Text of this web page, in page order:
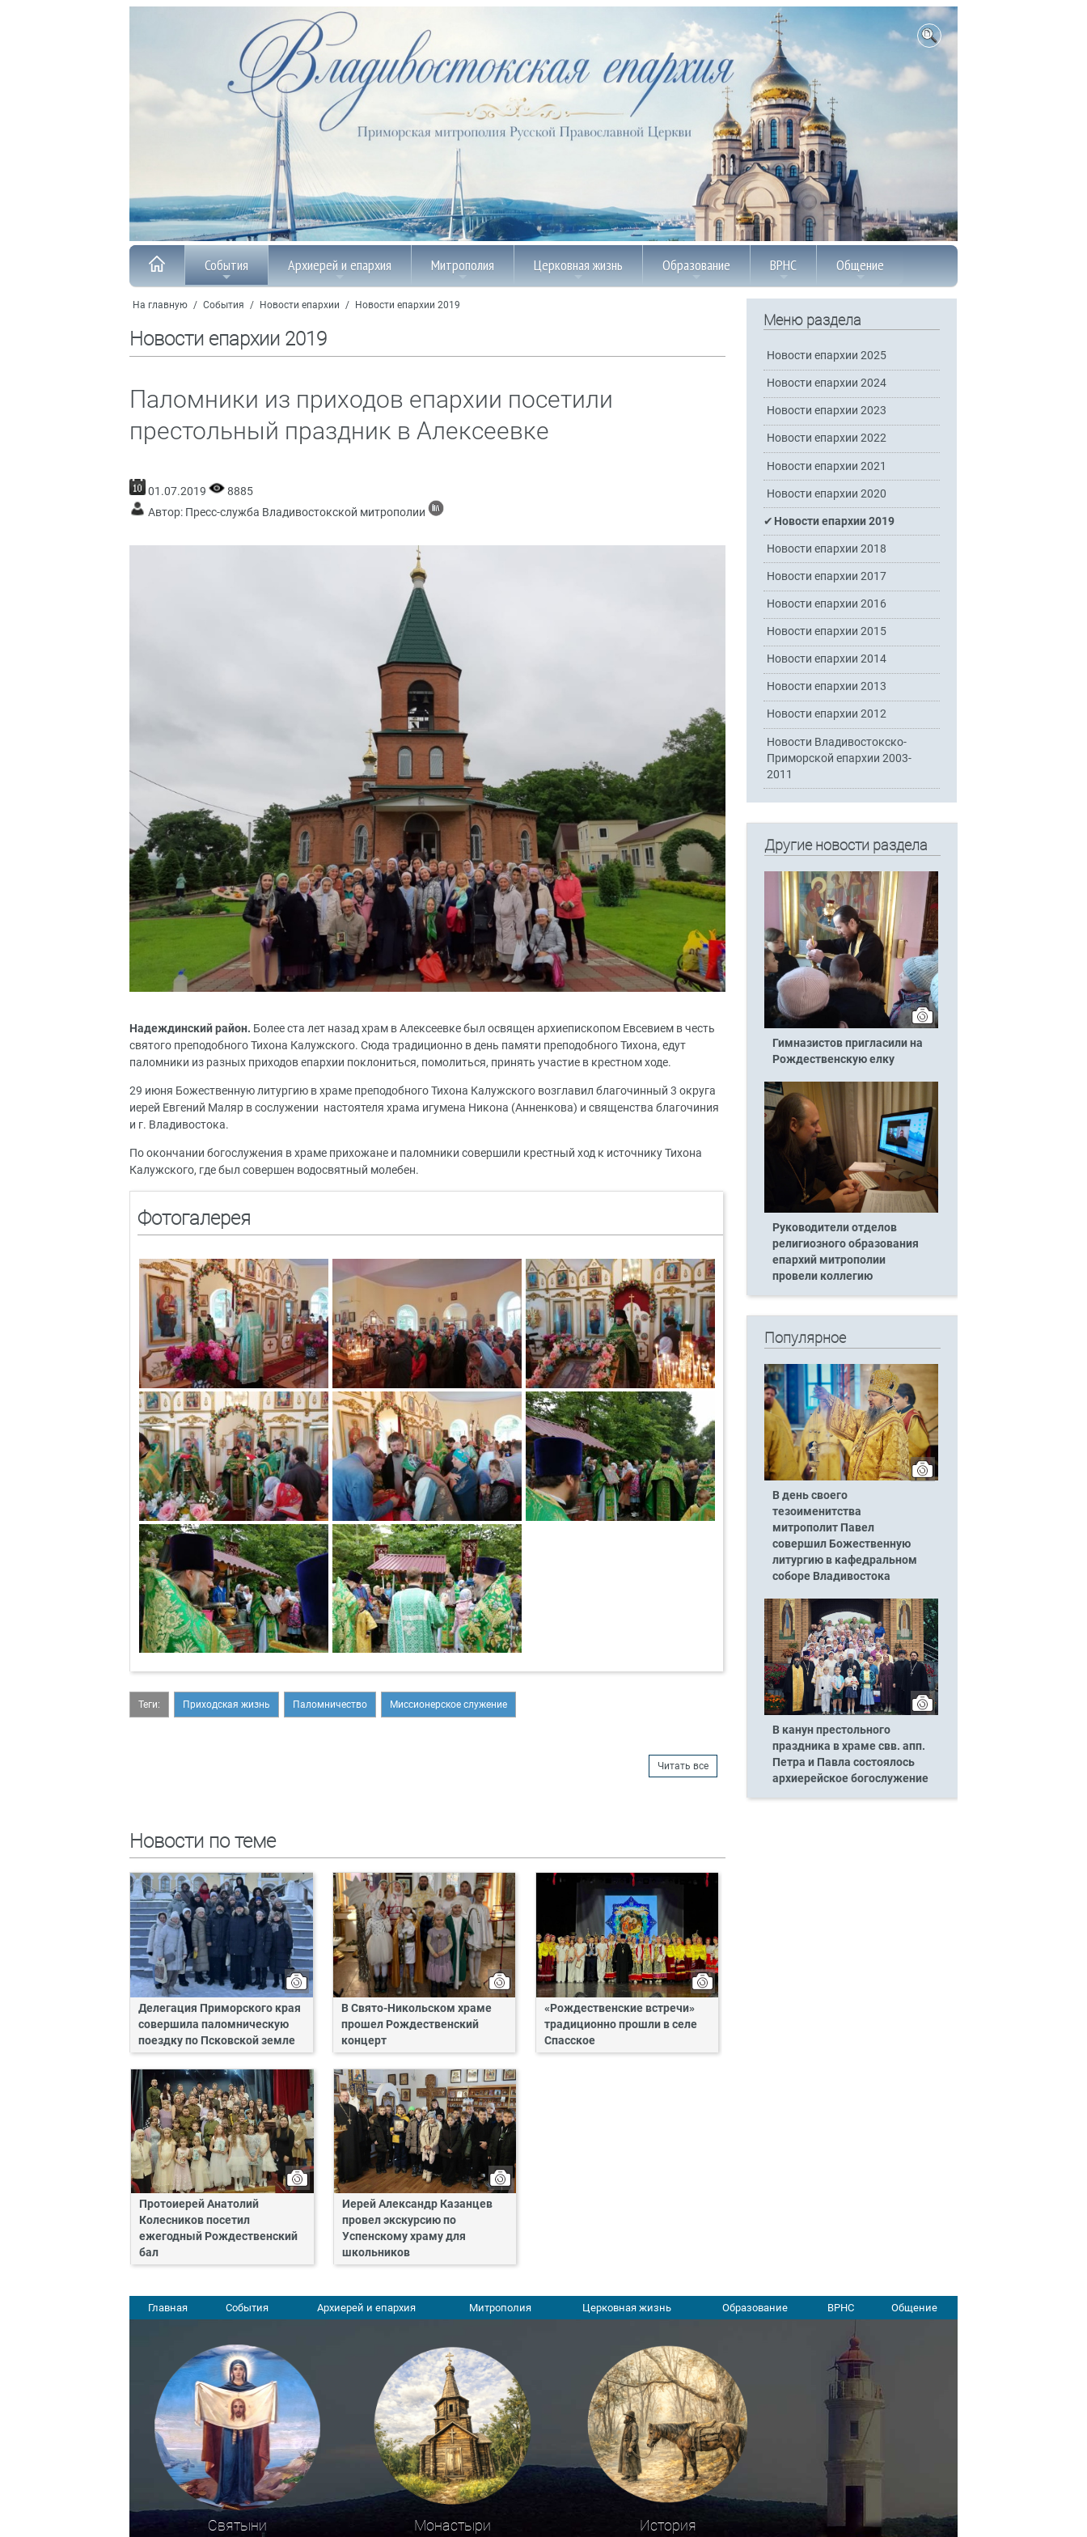
События Архиерей и епархия Митрополия Церковная жизнь Образование ВРНС Общение
На главную / События / Новости епархии / Новости епархии 2019
Новости епархии 2019
Паломники из приходов епархии посетили
престольный праздник в Алексеевке
01.07.2019
8885
Автор: Пресс-служба Владивостокской митрополии
Надеждинский район. Более ста лет назад храм в Алексеевке был освящен архиепископом Евсевием в честь
святого преподобного Тихона Калужского. Сюда традиционно в день памяти преподобного Тихона, едут
паломники из разных приходов епархии поклониться, помолиться, принять участие в крестном ходе.
29 июня Божественную литургию в храме преподобного Тихона Калужского возглавил благочинный 3 округа
иерей Евгений Маляр в сослужении настоятеля храма игумена Никона (Анненкова) и священства благочиния
и г. Владивостока.
По окончании богослужения в храме прихожане и паломники совершили крестный ход к источнику Тихона
Калужского, где был совершен водосвятный молебен.
Фотогалерея
Теги: Приходская жизнь Паломничество Миссионерское служение
Читать все
Новости по теме
Делегация Приморского края
совершила паломническую
поездку по Псковской земле
В Свято-Никольском храме
прошел Рождественский
концерт
«Рождественские встречи»
традиционно прошли в селе
Спасское
Протоиерей Анатолий
Колесников посетил
ежегодный Рождественский
бал
Иерей Александр Казанцев
провел экскурсию по
Успенскому храму для
школьников
Меню раздела
Новости епархии 2025
Новости епархии 2024
Новости епархии 2023
Новости епархии 2022
Новости епархии 2021
Новости епархии 2020
Новости епархии 2019
Новости епархии 2018
Новости епархии 2017
Новости епархии 2016
Новости епархии 2015
Новости епархии 2014
Новости епархии 2013
Новости епархии 2012
Новости Владивостокско-
Приморской епархии 2003-
2011
Другие новости раздела
Гимназистов пригласили на
Рождественскую елку
Руководители отделов
религиозного образования
епархий митрополии
провели коллегию
Популярное
В день своего
тезоименитства
митрополит Павел
совершил Божественную
литургию в кафедральном
соборе Владивостока
В канун престольного
праздника в храме свв. апп.
Петра и Павла состоялось
архиерейское богослужение
Главная События Архиерей и епархия Митрополия Церковная жизнь Образование ВРНС Общение
Святыни Монастыри История